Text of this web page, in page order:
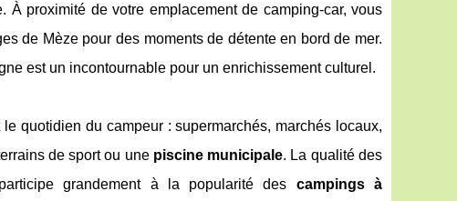
proximité de votre emplacement de camping-car, vous
de Mèze pour des moments de détente en bord de mer.
est un incontournable pour un enrichissement culturel.
quotidien du campeur : supermarchés, marchés locaux,
de sport ou une piscine municipale. La qualité des
grandement à la popularité des campings à